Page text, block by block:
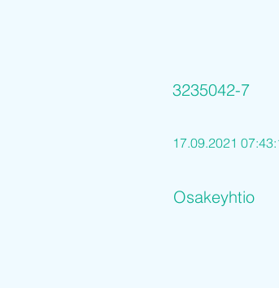
3235042-7
17.09.2021
Osakeyhtio